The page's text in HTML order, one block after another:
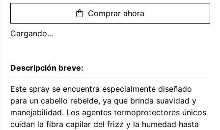
Comprar ahora
Cargando...
Descripción breve:
Este spray se encuentra especialmente diseñado
para un cabello rebelde, ya que brinda suavidad y
manejabilidad. Los agentes termoprotectores únicos
cuidan la fibra capilar del frizz y la humedad hasta